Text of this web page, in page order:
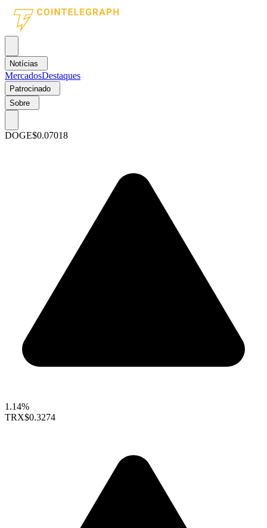
Notícias
MercadosDestaques
Patrocinado
Sobre
DOGE$0.07018
1.14%
TRX$0.3274